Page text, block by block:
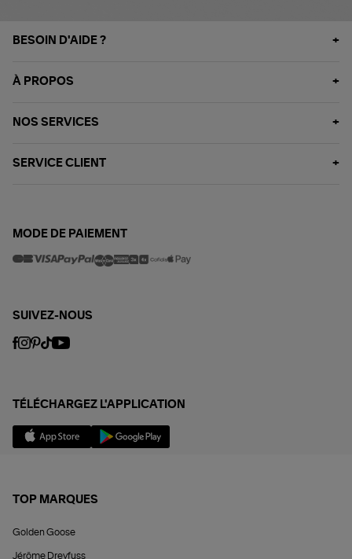
BESOIN D'AIDE ?
À PROPOS
NOS SERVICES
SERVICE CLIENT
MODE DE PAIEMENT
SUIVEZ-NOUS
TÉLÉCHARGEZ L'APPLICATION
TOP MARQUES
Golden Goose
Jérôme Dreyfuss